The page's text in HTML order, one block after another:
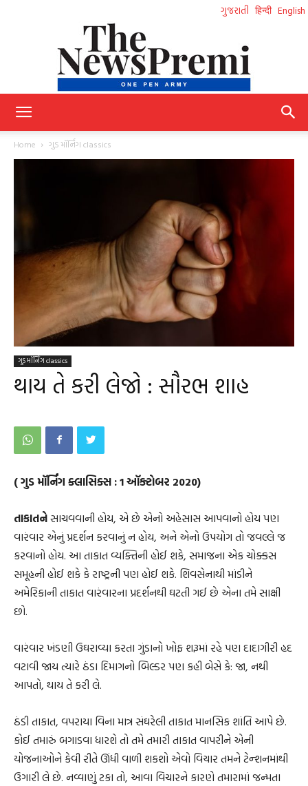
ગુજરાતી हिन्दी English
Home ગુડ મૉર્નિંગ classics
ગુડ મૉર્નિંગ classics
થાય તે કરી લેજો : સૌરભ શાહ
( ગુડ મૉર્નિંગ ક્લાસિક્સ : 1 ઑક્ટોબર 2020)
તાકાતનેસાચવવાની હોય, એ છે એનો અહેસાસ આપવાનો હોય પણ
વારંવાર એનું પ્રદર્શન કરવાનું ન હોય, અને એનો ઉપયોગ તો જવલ્લે જ
કરવાનો હોય. આ તાકાત વ્યક્તિની હોઈ શકે, સમાજના એક ચોક્કસ
સમૂહની હોઈ શકે કે રાષ્ટ્રની પણ હોઈ શકે. શિવસેનાથી માંડીને
અમેરિકાની તાકાત વારંવારના પ્રદર્શનથી ઘટતી ગઈ છે એના તમે સાક્ષી
છો.
વારંવાર ખંડણી ઉઘરાવ્યા કરતા ગુંડાનો ખોફ શરૂમાં રહે પણ દાદાગીરી હદ
વટાવી જાય ત્યારે ઠંડા દિમાગનો બિલ્ડર પણ કહી બેસે કે: જા, નથી
આપતો, થાય તે કરી લે.
ઠંડી તાકાત, વપરાયા વિના માત્ર સંઘરેલી તાકાત માનસિક શાંતિ આપે છે.
કોઈ તમારું બગાડવા ધારશે તો તમે તમારી તાકાત વાપરીને એની
યોજનાઓને કેવી રીતે ઊંધી વાળી શકશો એવો વિચાર તમને ટેન્શનમાંથી
ઉગારી લે છે. નવ્વાણું ટકા તો, આવા વિચારને કારણે તમારામાં જન્મતા